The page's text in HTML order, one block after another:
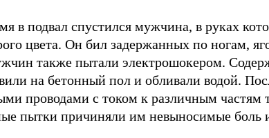
в подвал спустился мужчина, в руках
цвета. Он бил задержанных по ногам,
также пытали электрошокером.
на бетонный пол и обливали водой.
проводами с током к различным частям
пытки причиняли им невыносимые боль